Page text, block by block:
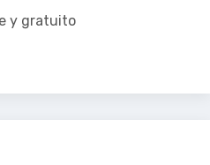
y gratuito